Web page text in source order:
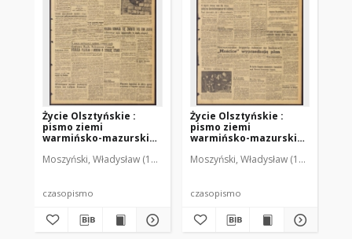
Życie Olsztyńskie :
pismo ziemi
warmińsko-mazurskiej,
Moszyński, Władysław (1922-2001). Red. Mroczkowski, Włodzimierz
czasopismo
Życie Olsztyńskie :
pismo ziemi
warmińsko-mazurskiej,
Moszyński, Władysław (1922-2001).
czasopismo